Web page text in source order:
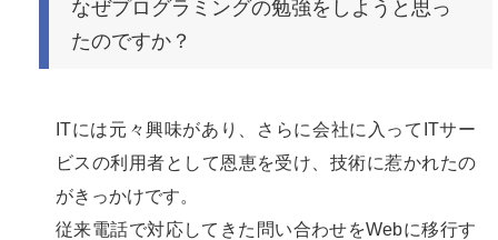
なぜプログラミングの勉強をしようと思っ
たのですか？
ITには元々興味があり、さらに会社に入ってITサー
ビスの利用者として恩恵を受け、技術に惹かれたの
がきっかけです。
従来電話で対応してきた問い合わせをWebに移行す